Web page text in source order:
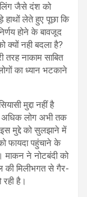
जैसे दंश को
लेते हुए पूछा कि
होने के बावजूद
क्यों नही बदला है?
तरह नाकाम साबित
का ध्यान भटकाने
मुद्दा नहीं है
अधिक लोग अभी तक
इस मुद्दे को सुलझाने में
फायदा पहुंचाने के
माकन ने नोटबंदी को
की मिलीभगत से गैर-
रही है।